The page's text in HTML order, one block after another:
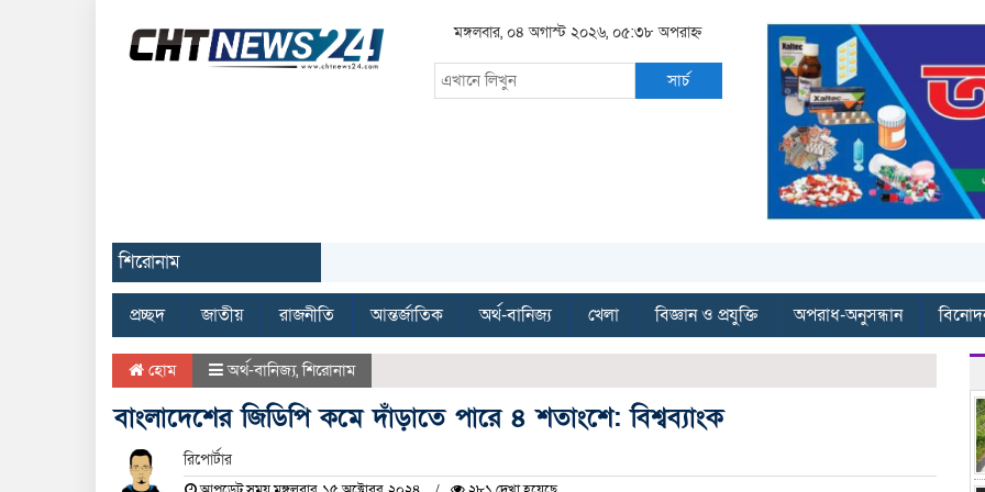
মঙ্গলবার, ০৪ অগাস্ট ২০২৬, ০৫:৩৮ অপরাহ্ন
সার্চ
শিরোনাম
প্রচ্ছদ জাতীয় রাজনীতি আন্তর্জাতিক অর্থ-বানিজ্য খেলা বিজ্ঞান ও প্রযুক্তি অপরাধ-অনুসন্ধান
হোম অর্থ-বানিজ্য,শিরোনাম
বাংলাদেশের জিডিপি কমে দাঁড়াতে পারে ৪ শতাংশে: বিশ্বব্যাংক
রিপোর্টার